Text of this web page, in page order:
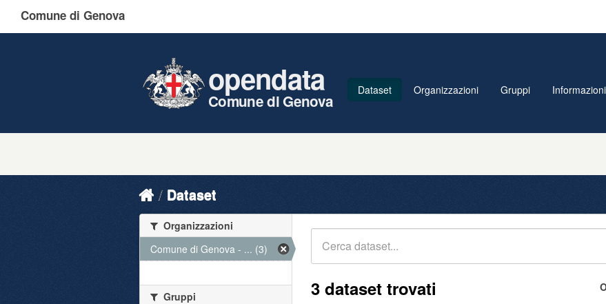
Comune di Genova
opendata
Comune di Genova
Dataset Organizzazioni Gruppi Informazioni
Dataset
3 dataset trovati
Organizzazioni
Comune di Genova - ... (3)
Gruppi